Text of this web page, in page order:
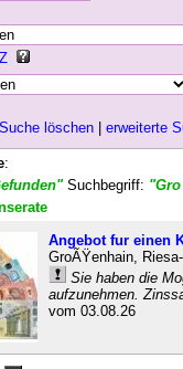
Suche löschen erweiterte
:
Suchbegriff:
Angebot fur einen
GroÃŸenhain,
Sie haben die
aufzunehmen.
vom 03.08.26